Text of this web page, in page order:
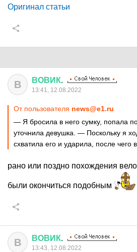
Оригинал статьи
В ВОВИК.
13:41, 12.08.2022
От пользователя news@e1.ru
— Я бросила в него сумку, попала
уточнила девушка. — Поскольку я
схватила его и ударила, после чего
рано или поздно похождения
были окончиться подобным
В ВОВИК.
13:43, 12.08.2022